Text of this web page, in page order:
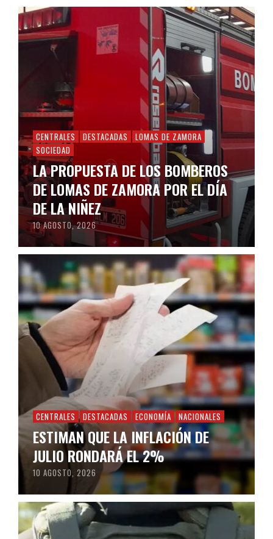
CENTRALES DESTACADAS
LOMAS DE ZAMORA
SOCIEDAD
LA PROPUESTA DE LOS BOMBEROS
DE LOMAS DE ZAMORA POR EL DÍA
DE LA NIÑEZ
10 AGOSTO, 2026
CENTRALES DESTACADAS ECONOMÍA NACIONALES
ESTIMAN QUE LA INFLACIÓN DE
JULIO RONDARÁ EL 2%
10 AGOSTO, 2026